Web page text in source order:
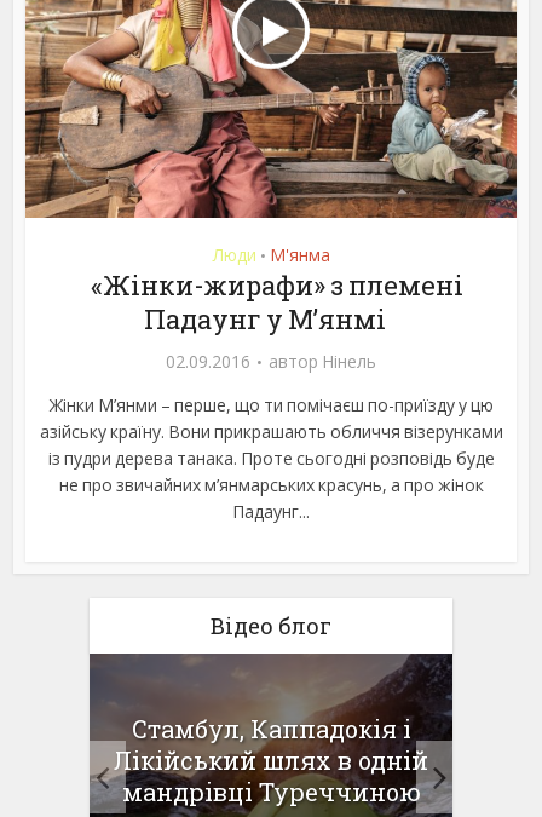
Люди • М'янма
«Жінки-жирафи» з племені
Падаунг у М’янмі
02.09.2016 автор Нінель
Жінки М’янми – перше, що ти помічаєш по-приїзду у цю
азійську країну. Вони прикрашають обличчя візерунками
із пудри дерева танака. Проте сьогодні розповідь буде
не про звичайних м’янмарських красунь, а про жінок
Падаунг...
Відео блог
Стамбул, Каппадокія і
Лікійський шлях в одній
мандрівці Туреччиною